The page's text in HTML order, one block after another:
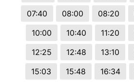
07:40
08:00 08:20
10:00
10:40 11:20
12:25
12:48 13:10
15:03
15:48 16:34